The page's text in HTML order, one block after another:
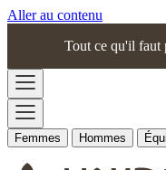
Aller au contenu
Tout ce qu'il faut
Femmes Hommes